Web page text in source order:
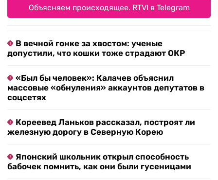
Объясняем происходящее. RTVI в Telegram
В вечной гонке за хвостом: ученые
допустили, что кошки тоже страдают ОКР
«Был бы человек»: Калачев объяснил
массовые «обнуления» аккаунтов депутатов в
соцсетях
Кореевед Ланьков рассказал, построят ли
железную дорогу в Северную Корею
Японский школьник открыл способность
бабочек помнить, как они были гусеницами